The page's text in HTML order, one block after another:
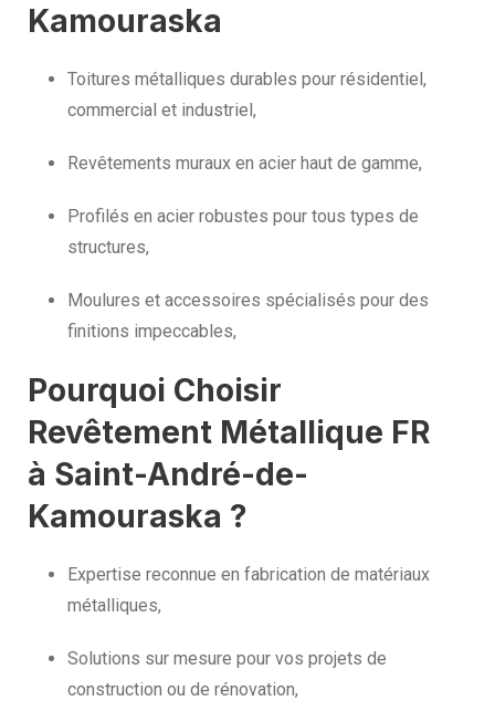
Kamouraska
Toitures métalliques durables pour résidentiel,
commercial et industriel,
Revêtements muraux en acier haut de gamme,
Profilés en acier robustes pour tous types de
structures,
Moulures et accessoires spécialisés pour des
finitions impeccables,
Pourquoi Choisir
Revêtement Métallique FR
à Saint-André-de-
Kamouraska ?
Expertise reconnue en fabrication de matériaux
métalliques,
Solutions sur mesure pour vos projets de
construction ou de rénovation,